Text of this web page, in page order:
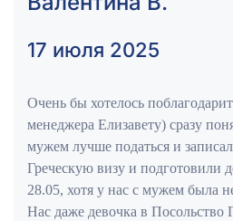
17 июля 2025
Очень бы хотелось
менеджера Елизавету) сразу
мужем лучше податься и
Греческую визу и подготовили
28.05, хотя у нас с мужем была
Нас даже девочка в Посольство